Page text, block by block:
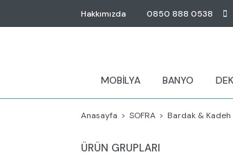
Hakkımızda 0850 888 0538
MOBİLYA BANYO
Anasayfa SOFRA Bardak & Kadeh
ÜRÜN GRUPLARI